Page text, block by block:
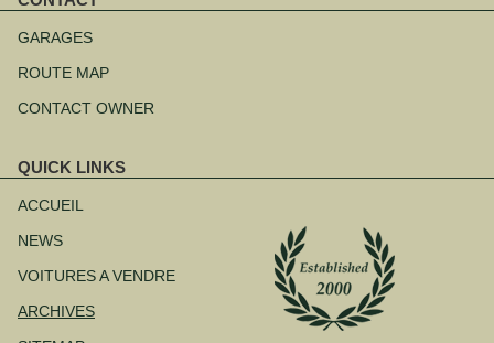
au
GARAGES
ROUTE MAP
CONTACT OWNER
QUICK LINKS
au
ACCUEIL
NEWS
VOITURES A VENDRE
ARCHIVES